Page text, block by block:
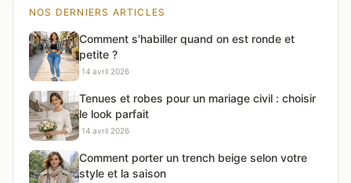
NOS DERNIERS ARTICLES
Comment s'habiller quand on est ronde et
petite ?
·14 avril 2026
Tenues et robes pour un mariage civil : choisir
le look parfait
·14 avril 2026
Comment porter un trench beige selon votre
style et la saison